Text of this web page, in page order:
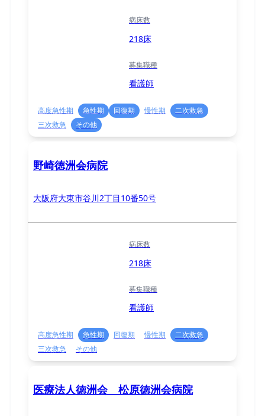
病床数
218床
募集職種
看護師
高度急性期 急性期 回復期 慢性期
二次救急
三次救急
その他
野崎徳洲会病院
大阪府大東市谷川2丁目10番50号
病床数
218床
募集職種
看護師
高度急性期 急性期 回復期 慢性期
二次救急
三次救急
その他
医療法人徳洲会 松原徳洲会病院